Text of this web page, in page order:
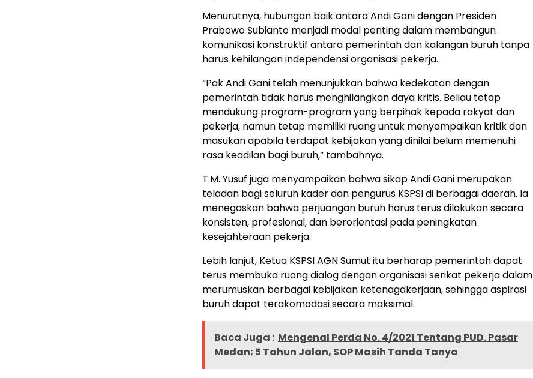
Menurutnya, hubungan baik antara Andi Gani dengan Presiden
Prabowo Subianto menjadi modal penting dalam membangun
komunikasi konstruktif antara pemerintah dan kalangan buruh tanpa
harus kehilangan independensi organisasi pekerja.
“Pak Andi Gani telah menunjukkan bahwa kedekatan dengan
pemerintah tidak harus menghilangkan daya kritis. Beliau tetap
mendukung program-program yang berpihak kepada rakyat dan
pekerja, namun tetap memiliki ruang untuk menyampaikan kritik dan
masukan apabila terdapat kebijakan yang dinilai belum memenuhi
rasa keadilan bagi buruh,” tambahnya.
T.M. Yusuf juga menyampaikan bahwa sikap Andi Gani merupakan
teladan bagi seluruh kader dan pengurus KSPSI di berbagai daerah. Ia
menegaskan bahwa perjuangan buruh harus terus dilakukan secara
konsisten, profesional, dan berorientasi pada peningkatan
kesejahteraan pekerja.
Lebih lanjut, Ketua KSPSI AGN Sumut itu berharap pemerintah dapat
terus membuka ruang dialog dengan organisasi serikat pekerja dalam
merumuskan berbagai kebijakan ketenagakerjaan, sehingga aspirasi
buruh dapat terakomodasi secara maksimal.
Baca Juga : Mengenal Perda No. 4/2021 Tentang PUD. Pasar
Medan; 5 Tahun Jalan, SOP Masih Tanda Tanya